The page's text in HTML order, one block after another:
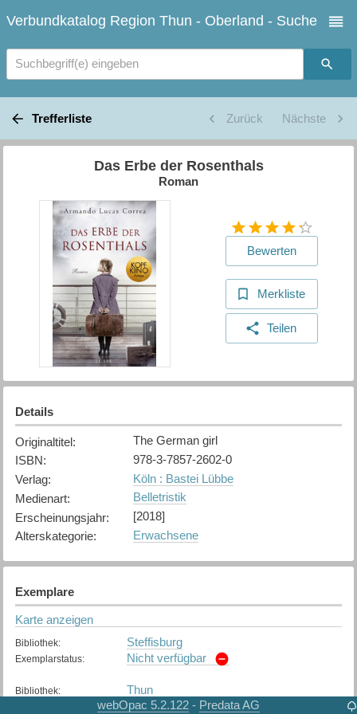
Verbundkatalog Region Thun - Oberland - Suche
Suchbegriff(e) eingeben
Trefferliste Zurück Nächste
Das Erbe der Rosenthals
Roman
Bewerten
Merkliste
Teilen
Details
Originaltitel:
The German girl
ISBN:
978-3-7857-2602-0
Verlag:
Köln : Bastei Lübbe
Medienart:
Belletristik
Erscheinungsjahr:
[2018]
Alterskategorie: Erwachsene
Exemplare
Karte anzeigen
Bibliothek: Steffisburg
Exemplarstatus: Nicht verfügbar
Bibliothek: Thun
Verfügbar
webOpac 5.2.122 - Predata AG